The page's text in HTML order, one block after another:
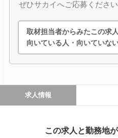
ぜひサカイへご応募ください
取材担当者からみたこの求
向いている人・向いていな
求人情報
この求人と勤務地